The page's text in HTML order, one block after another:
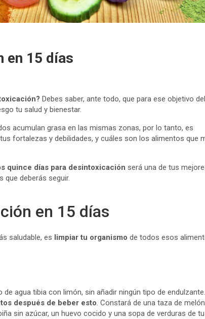
en 15 días
Debes saber, ante todo, que para ese objetivo
tu salud y bienestar.
acumulan grasa en las mismas zonas, por lo tanto, es
fortalezas y debilidades, y cuáles son los alimentos que
quince días para desintoxicación será una de tus
que deberás seguir.
en 15 días
saludable, es limpiar tu organismo de todos esos
agua tibia con limón, sin añadir ningún tipo de endulzante.
después de beber esto. Constará de una taza de
sin azúcar, un huevo cocido y una sopa de verduras de tu